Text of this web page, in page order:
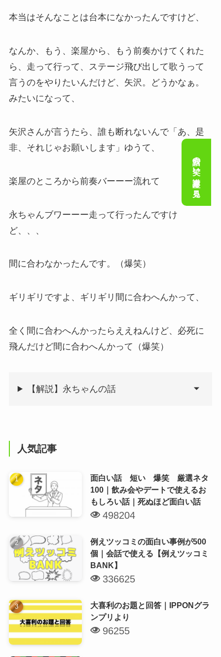
本当はそんなことは台本になかったんですけど、
なんか、もう、楽屋から、もう前奏かけてくれた
ら、走って行って、ステージ飛び出して歌うって
言うのをやりたいんだけど、矢沢。どうかなぁ。
みたいになって、
矢沢さんが言うたら、誰も断れないんで「あ、是
非、それじゃお願いします」ゆうて、
楽屋のところから前奏バーーー流れて
永ちゃんブワーーー走って行ったんですけ
ど、、、
間に合わなかったんです。（爆笑）
ギリギリですよ、ギリギリ間に合わへんかって、
全く間に合わへんかったらええねんけど、必死に
飛んだけど間に合わへんかって（爆笑）
【解説】永ちゃんの話
人気記事
面白い話 短い 爆笑 厳選ネタ
100｜飲み会やデートで使えるお
もしろい話｜死ぬほど面白い話
498204
例えツッコミの面白い事例が500
個｜会話で使える【例えツッコミ
BANK】
336625
大喜利のお題と回答｜IPPONグラ
ンプリより
96255
会話の笑い講座を見る